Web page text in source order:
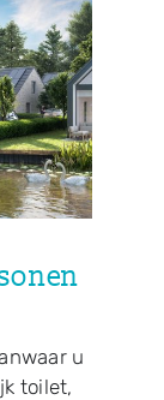
u
toilet,